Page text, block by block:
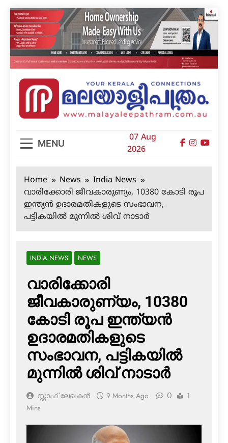
Skip
to
content
മലയാളിപത്രം
MENU
07 Aug
2026
Home News
India News
വാരിക്കോരി ജീവകാരുണ്യം, 10380 കോടി രൂപ
ഇന്ത്യന്‍ ഉദാരമതികളുടെ സംഭാവന,
പട്ടികയില്‍ മുന്നില്‍ ശിവ് നാടാര്‍
INDIA NEWS NEWS
വാരിക്കോരി
ജീവകാരുണ്യം, 10380
കോടി രൂപ ഇന്ത്യന്‍
ഉദാരമതികളുടെ
സംഭാവന, പട്ടികയില്‍
മുന്നില്‍ ശിവ് നാടാര്‍
സ്റ്റാഫ് ലേഖകൻ 9 Months Ago 0
1
Mins